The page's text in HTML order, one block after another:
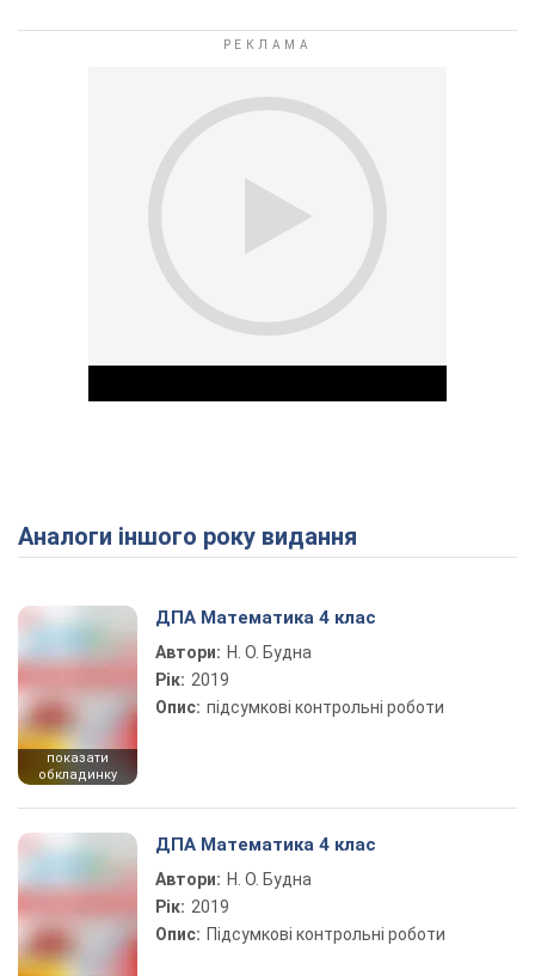
Play Video
Аналоги іншого року видання
показати
обкладинку
ДПА Математика 4 клас
Автори: Н. О. Будна
Рік: 2019
Опис: підсумкові контрольні роботи
ДПА Математика 4 клас
Автори: Н. О. Будна
Рік: 2019
Опис: Підсумкові контрольні роботи